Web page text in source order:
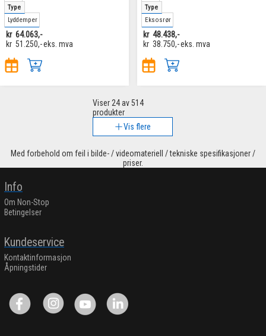
Type
Lyddemper
kr 64.063,-
kr 51.250,-eks. mva
Type
Eksosrør
kr 48.438,-
kr 38.750,-eks. mva
Viser 24av 514
produkter
Vis flere
Med forbehold om feil i bilde- / videomateriell / tekniske spesifikasjoner /
priser.
Info
Om Non-Stop
Betingelser
Kundeservice
Kontaktinformasjon
Åpningstider